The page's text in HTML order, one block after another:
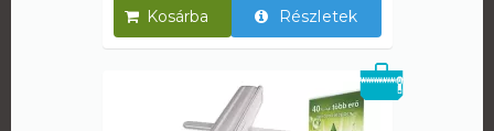
Részletek